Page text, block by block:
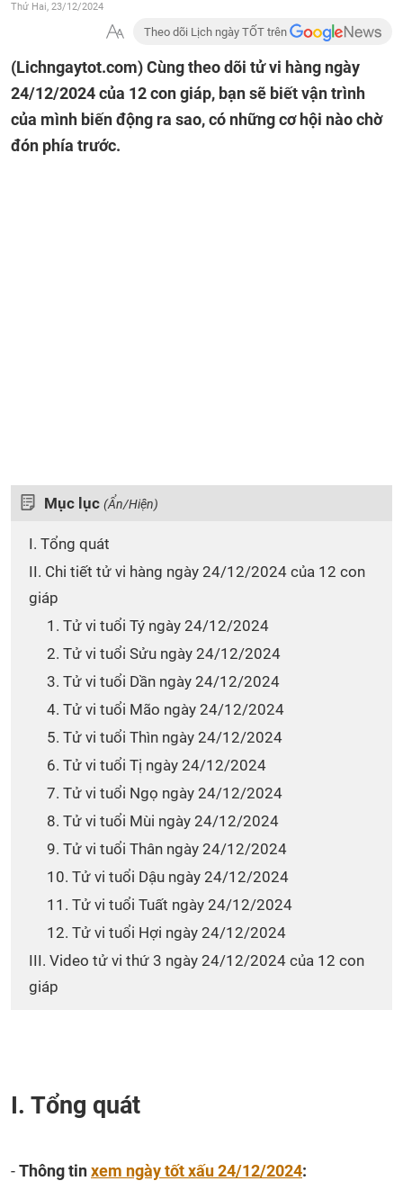
Thứ Hai, 23/12/2024
Theo dõi Lịch ngày TỐT trên
(Lichngaytot.com)Cùng theo dõi tử vi hàng ngày
24/12/2024 của 12 con giáp, bạn sẽ biết vận trình
của mình biến động ra sao, có những cơ hội nào chờ
đón phía trước.
Mục lục (Ẩn/Hiện)
I. Tổng quát
II. Chi tiết tử vi hàng ngày 24/12/2024 của 12 con
giáp
1. Tử vi tuổi Tý ngày 24/12/2024
2. Tử vi tuổi Sửu ngày 24/12/2024
3. Tử vi tuổi Dần ngày 24/12/2024
4. Tử vi tuổi Mão ngày 24/12/2024
5. Tử vi tuổi Thìn ngày 24/12/2024
6. Tử vi tuổi Tị ngày 24/12/2024
7. Tử vi tuổi Ngọ ngày 24/12/2024
8. Tử vi tuổi Mùi ngày 24/12/2024
9. Tử vi tuổi Thân ngày 24/12/2024
10. Tử vi tuổi Dậu ngày 24/12/2024
11. Tử vi tuổi Tuất ngày 24/12/2024
12. Tử vi tuổi Hợi ngày 24/12/2024
III. Video tử vi thứ 3 ngày 24/12/2024 của 12 con
giáp
I. Tổng quát
-Thông tinxem ngày tốt xấu 24/12/2024: